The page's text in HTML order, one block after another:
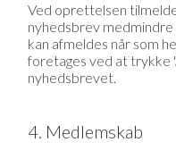
Ved oprettelsen
nyhedsbrev
kan afmeldes når som
foretages ved at trykke
nyhedsbrevet.
4. Medlemskab